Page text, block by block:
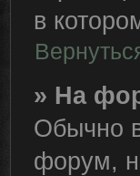
в
» На
Обычно
форум,